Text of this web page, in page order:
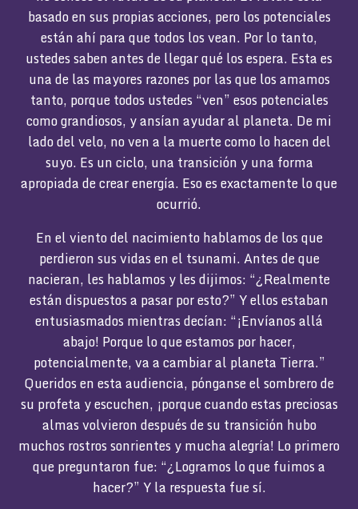
basado en sus propias acciones, pero los potenciales
están ahí para que todos los vean. Por lo tanto,
ustedes saben antes de llegar qué los espera. Esta es
una de las mayores razones por las que los amamos
tanto, porque todos ustedes “ven” esos potenciales
como grandiosos, y ansían ayudar al planeta. De mi
lado del velo, no ven a la muerte como lo hacen del
suyo. Es un ciclo, una transición y una forma
apropiada de crear energía. Eso es exactamente lo que
ocurrió.
En el viento del nacimiento hablamos de los que
perdieron sus vidas en el tsunami. Antes de que
nacieran, les hablamos y les dijimos: “¿Realmente
están dispuestos a pasar por esto?” Y ellos estaban
entusiasmados mientras decían: “¡Envíanos allá
abajo! Porque lo que estamos por hacer,
potencialmente, va a cambiar al planeta Tierra.”
Queridos en esta audiencia, pónganse el sombrero de
su profeta y escuchen, ¡porque cuando estas preciosas
almas volvieron después de su transición hubo
muchos rostros sonrientes y mucha alegría! Lo primero
que preguntaron fue: “¿Logramos lo que fuimos a
hacer?” Y la respuesta fue sí.